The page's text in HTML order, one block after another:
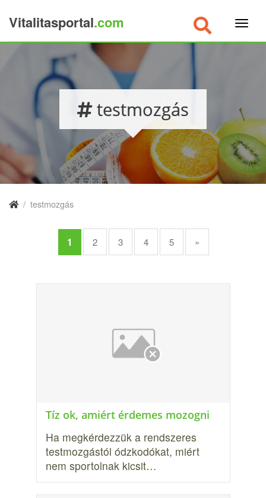
Vitalitasportal.com
testmozgás
/ testmozgás
1 2 3 4 5 »
Tíz ok, amiért érdemes mozogni
Ha megkérdezzük a rendszeres
testmozgástól ódzkodókat, miért
nem sportolnak kicsit…
×